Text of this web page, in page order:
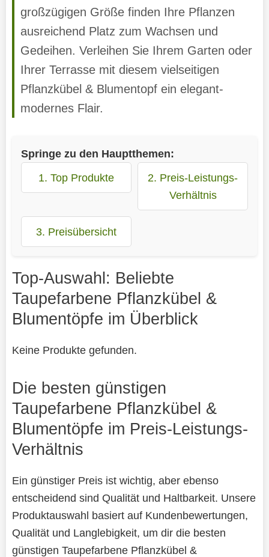
großzügigen Größe finden Ihre Pflanzen
ausreichend Platz zum Wachsen und
Gedeihen. Verleihen Sie Ihrem Garten oder
Ihrer Terrasse mit diesem vielseitigen
Pflanzkübel & Blumentopf ein elegant-
modernes Flair.
Springe zu den Hauptthemen:
1. Top Produkte
2. Preis-Leistungs-
Verhältnis
3. Preisübersicht
Top-Auswahl: Beliebte
Taupefarbene Pflanzkübel &
Blumentöpfe im Überblick
Keine Produkte gefunden.
Die besten günstigen
Taupefarbene Pflanzkübel &
Blumentöpfe im Preis-Leistungs-
Verhältnis
Ein günstiger Preis ist wichtig, aber ebenso
entscheidend sind Qualität und Haltbarkeit. Unsere
Produktauswahl basiert auf Kundenbewertungen,
Qualität und Langlebigkeit, um dir die besten
günstigen Taupefarbene Pflanzkübel &